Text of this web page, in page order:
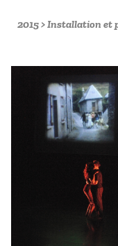
2015 > Installation et